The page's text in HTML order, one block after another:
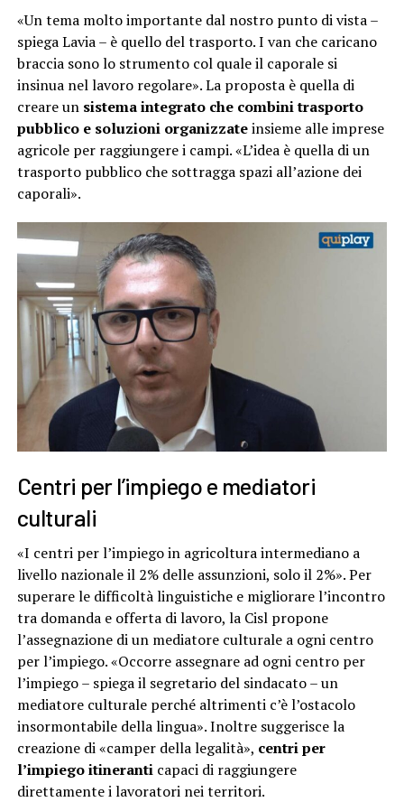
«Un tema molto importante dal nostro punto di vista –
spiega Lavia – è quello del trasporto. I van che caricano
braccia sono lo strumento col quale il caporale si
insinua nel lavoro regolare». La proposta è quella di
creare un sistema integrato che combini trasporto
pubblico e soluzioni organizzateinsieme alle imprese
agricole per raggiungere i campi. «L’idea è quella di un
trasporto pubblico che sottragga spazi all’azione dei
caporali».
Centri per l’impiego e mediatori
culturali
«I centri per l’impiego in agricoltura intermediano a
livello nazionale il 2% delle assunzioni, solo il 2%». Per
superare le difficoltà linguistiche e migliorare l’incontro
tra domanda e offerta di lavoro, la Cisl propone
l’assegnazione di un mediatore culturale a ogni centro
per l’impiego. «Occorre assegnare ad ogni centro per
l’impiego – spiega il segretario del sindacato – un
mediatore culturale perché altrimenti c’è l’ostacolo
insormontabile della lingua». Inoltre suggerisce la
creazione di «camper della legalità», centri per
l’impiego itineranticapaci di raggiungere
direttamente i lavoratori nei territori.